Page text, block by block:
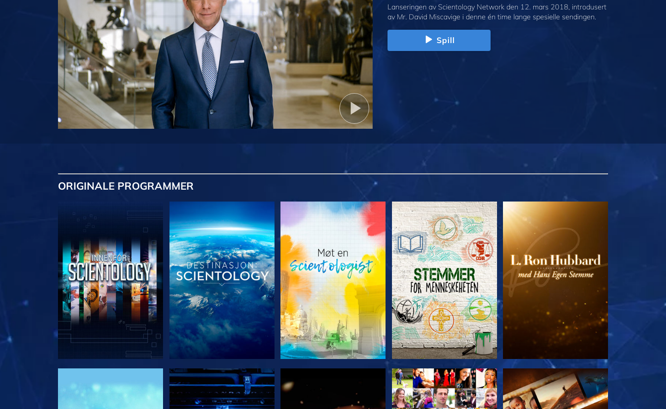
Lanseringen av Scientology Network den 12. mars 2018, introdusert
av Mr. David Miscavige i denne én time lange spesielle sendingen.
Spill
ORIGINALE PROGRAMMER
UTFORSK SERIEN UTFORSK SERIEN UTFORSK SERIEN UTFORSK SERIEN UTFORSK SERIEN